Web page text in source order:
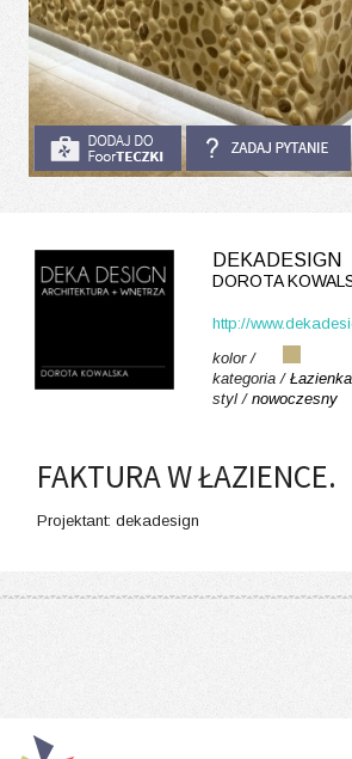
DEKADESIGN
DOROTA
http://
kolor /
kategoria / Łazienka
styl / nowoczesny
FAKTURA W ŁAZIENCE.
Projektant: dekadesign